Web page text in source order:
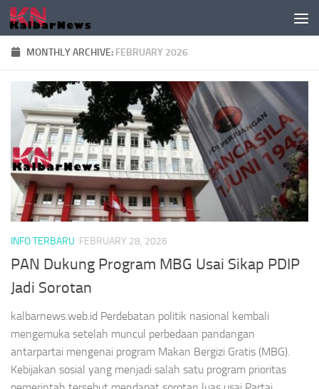
Skip to content
MONTHLY ARCHIVE: FEBRUARY 2026
INFO TERBARU FEBRUARY 28, 2026
PAN Dukung Program MBG Usai Sikap PDIP
Jadi Sorotan
kalbarnews.web.id Perdebatan politik nasional kembali
mengemuka setelah muncul perbedaan pandangan
antarpartai mengenai program Makan Bergizi Gratis (MBG).
Kebijakan sosial yang menjadi salah satu program prioritas